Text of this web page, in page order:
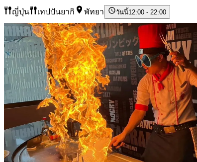
ญี่ปุ่น เทปปันยากิ พัทยา วันนี้12:00 - 22:00